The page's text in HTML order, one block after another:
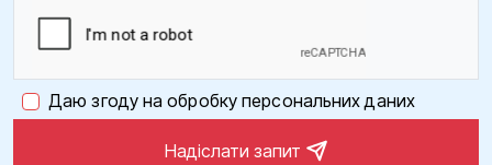
Даю згоду на обробку персональних даних
Надіслати запит